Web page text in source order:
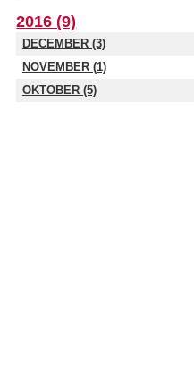
2016 (9)
DECEMBER (3)
NOVEMBER (1)
OKTOBER (5)